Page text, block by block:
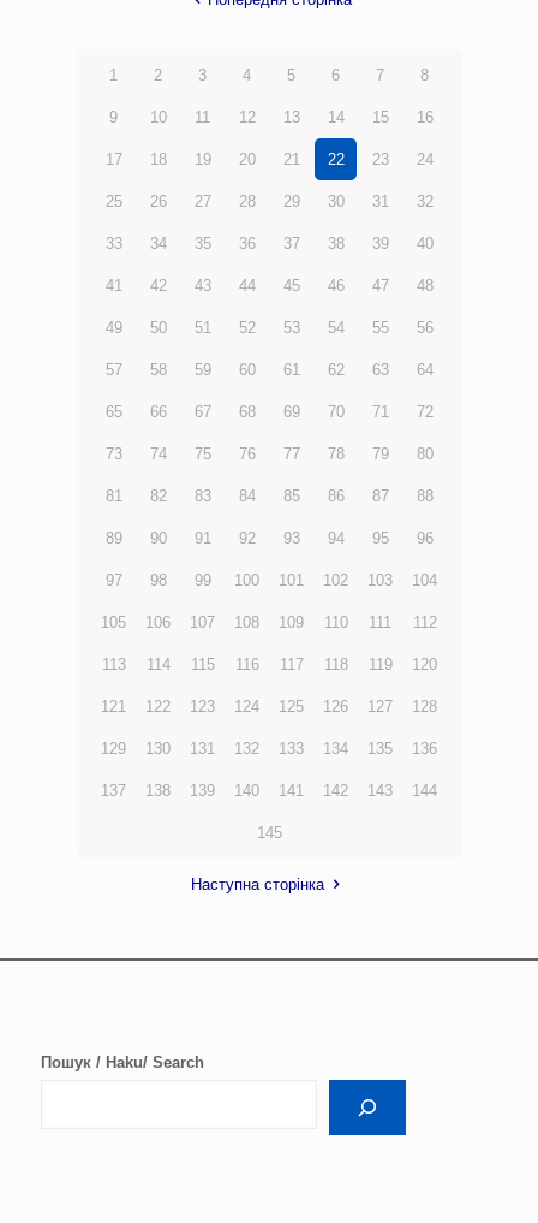
1 2 3 4 5 6 7 8
9 10 11 12 13 14 15 16
17 18 19 20 21 22 23 24
25 26 27 28 29 30 31 32
33 34 35 36 37 38 39 40
41 42 43 44 45 46 47 48
49 50 51 52 53 54 55 56
57 58 59 60 61 62 63 64
65 66 67 68 69 70 71 72
73 74 75 76 77 78 79 80
81 82 83 84 85 86 87 88
89 90 91 92 93 94 95 96
97 98 99 100 101 102 103 104
105 106 107 108 109 110 111 112
113 114 115 116 117 118 119 120
121 122 123 124 125 126 127 128
129 130 131 132 133 134 135 136
137 138 139 140 141 142 143 144
145
Наступна сторінка
Пошук / Haku/ Search